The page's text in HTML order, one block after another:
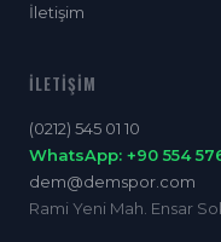
İletişim
İLETIŞIM
(0212) 545 01 10
WhatsApp: +90 554
dem@demspor.com
Rami Yeni Mah. Ensar